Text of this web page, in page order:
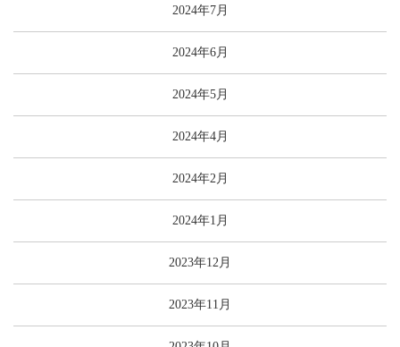
2024年7月
2024年6月
2024年5月
2024年4月
2024年2月
2024年1月
2023年12月
2023年11月